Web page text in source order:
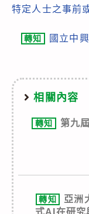
特定人士之事前
轉知
國立中
相關內容
轉知
第九
轉知
亞洲
式AI在研究